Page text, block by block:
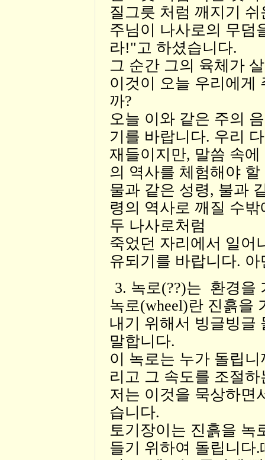
질그릇 처럼 깨지기
주님이 나사로의 무덤
라!"고 하셨습니다.
그 순간 그의 육체가
이것이 오늘 우리에게
까?
오늘 이와 같은 주의
기를 바랍니다. 우리
재들이지만, 말씀 속
의 역사를 체험해야 할
물과 같은 성령, 불과
령의 역사로 깨질 수
두 나사로처럼
죽었던 자리에서 일어
유되기를 바랍니다.
3. 녹로(??)는 환경
녹로(wheel)란 진흙을
내기 위해서 빙글빙글
말합니다.
이 녹로는 누가 돌립
리고 그 속도를 조절
저는 이것을 묵상하면
습니다.
토기장이는 진흙을 녹
들기 위하여 돌립니다